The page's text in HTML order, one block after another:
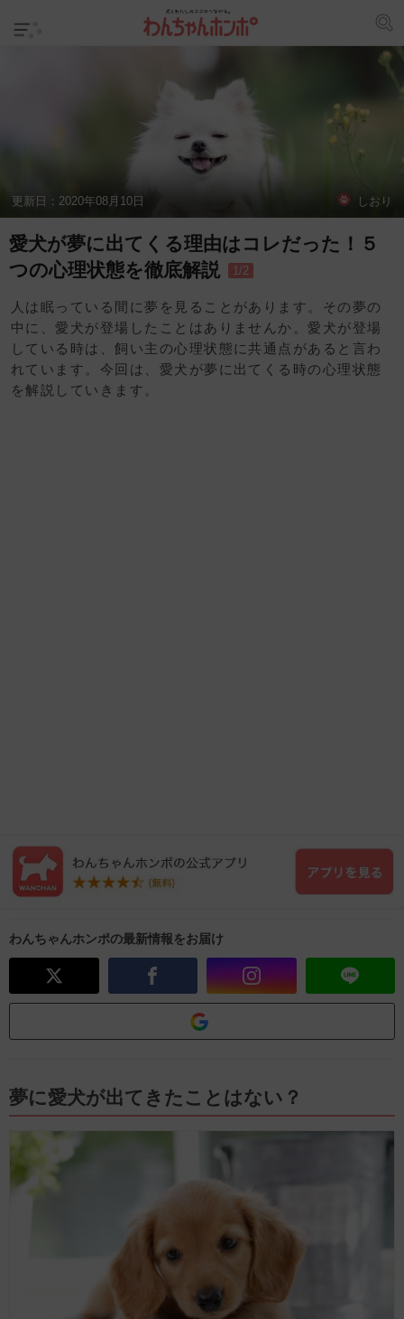
更新日： 2020年08月10日 しおり
愛犬が夢に出てくる理由はコレだった！５
つの心理状態を徹底解説
1/2
人は眠っている間に夢を見ることがあります。その夢の
中に、愛犬が登場したことはありませんか。愛犬が登場
している時は、飼い主の心理状態に共通点があると言わ
れています。今回は、愛犬が夢に出てくる時の心理状態
を解説していきます。
わんちゃんホンポの最新情報をお届け
夢に愛犬が出てきたことはない？